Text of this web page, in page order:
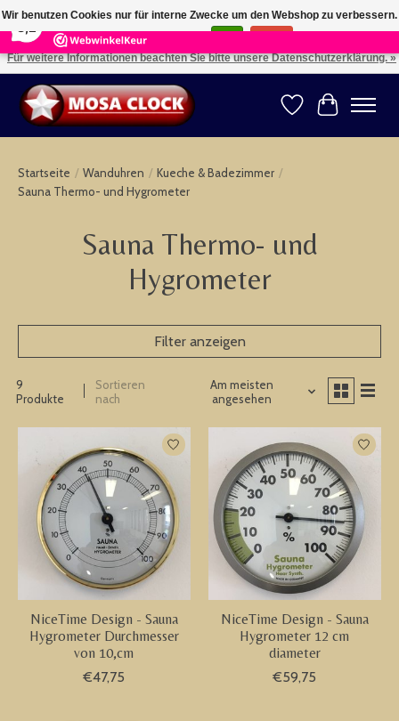
164 Reviews ×
Kies uw taal: NL -- Wählen Sie ihre Sprache: DE -- Choose your language: EN ⇓ ⇒
Wunschzettel
Ihr
Startseite / Wanduhren / Kueche & Badezimmer /
Sauna Thermo- und Hygrometer
Sauna Thermo- und
Hygrometer
Filter anzeigen
9
Produkte
Sortieren
nach
Am meisten
angesehen
NiceTime Design - Sauna
Hygrometer Durchmesser
von 10,cm
€47,75
NiceTime Design - Sauna
Hygrometer 12 cm
diameter
€59,75
Wir benutzen Cookies nur für interne Zwecke um den Webshop zu verbessern.
Ist das in Ordnung?
Für weitere Informationen beachten Sie bitte unsere Datenschutzerklärung. »